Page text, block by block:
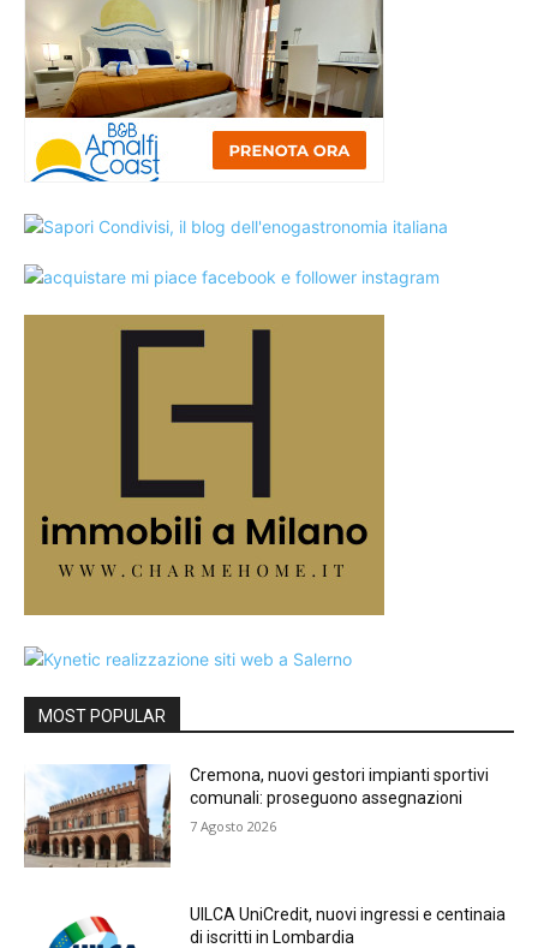
MOST POPULAR
Cremona, nuovi gestori impianti sportivi
comunali: proseguono assegnazioni
7 Agosto 2026
UILCA UniCredit, nuovi ingressi e centinaia
di iscritti in Lombardia